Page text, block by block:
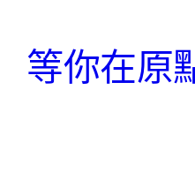
等你在原